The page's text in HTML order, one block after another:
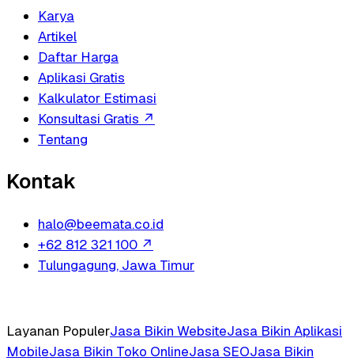
Karya
Artikel
Daftar Harga
Aplikasi Gratis
Kalkulator Estimasi
Konsultasi Gratis ↗
Tentang
Kontak
halo@beemata.co.id
+62 812 321 100 ↗
Tulungagung, Jawa Timur
Layanan PopulerJasa Bikin WebsiteJasa Bikin Aplikasi
MobileJasa Bikin Toko OnlineJasa SEOJasa Bikin